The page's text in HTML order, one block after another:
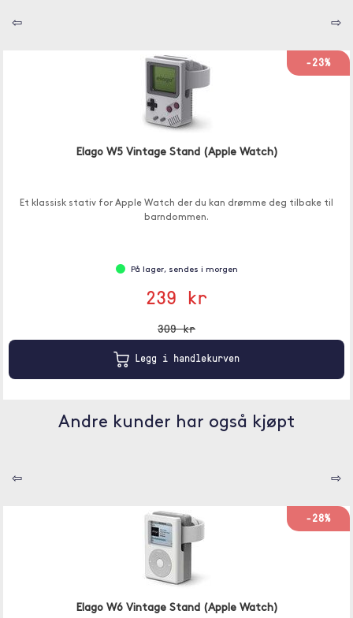
⇦ ⇨
-23%
Elago W5 Vintage Stand (Apple Watch)
Et klassisk stativ for Apple Watch der du kan drømme deg tilbake til
barndommen.
På lager, sendes i morgen
239 kr
309 kr
Legg i handlekurven
Andre kunder har også kjøpt
⇦ ⇨
-28%
Elago W6 Vintage Stand (Apple Watch)